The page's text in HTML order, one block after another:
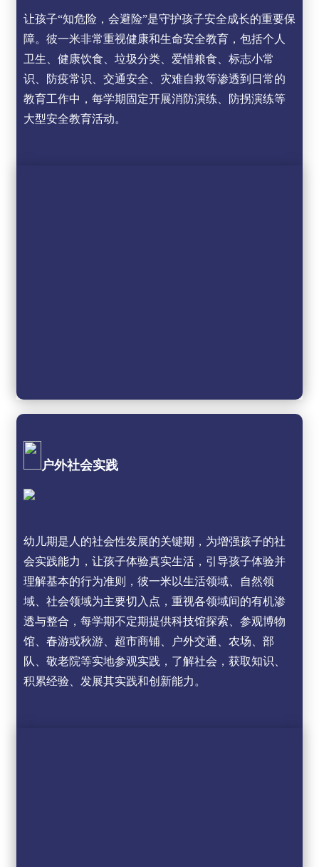
让孩子“知危险，会避险”是守护孩子安全成长的重要保
障。彼一米非常重视健康和生命安全教育，包括个人
卫生、健康饮食、垃圾分类、爱惜粮食、标志小常
识、防疫常识、交通安全、灾难自救等渗透到日常的
教育工作中，每学期固定开展消防演练、防拐演练等
大型安全教育活动。
户外社会实践
幼儿期是人的社会性发展的关键期，为增强孩子的社
会实践能力，让孩子体验真实生活，引导孩子体验并
理解基本的行为准则，彼一米以生活领域、自然领
域、社会领域为主要切入点，重视各领域间的有机渗
透与整合，每学期不定期提供科技馆探索、参观博物
馆、春游或秋游、超市商铺、户外交通、农场、部
队、敬老院等实地参观实践，了解社会，获取知识、
积累经验、发展其实践和创新能力。